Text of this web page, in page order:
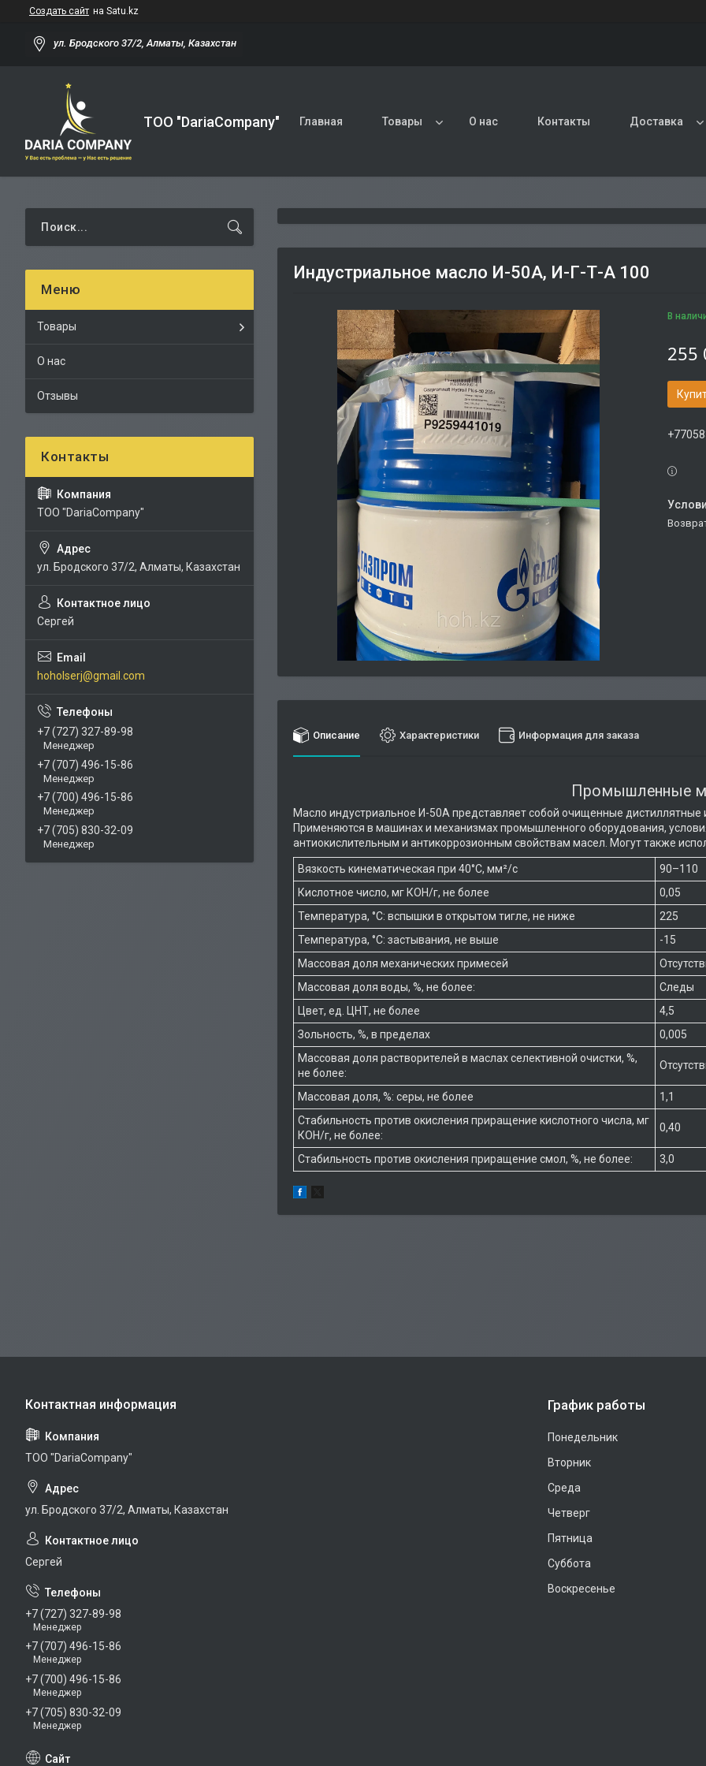
Создать сайт на Satu.kz
ул. Бродского 37/2, Алматы, Казахстан
TOO "DariaCompany" Главная Товары О нас Контакты Доставка
Индустриальное масло И-50А, И-Г-Т-А 100
В
255
Описание Характеристики Информация для заказа
Промышленные
Масло индустриальное И-50А представляет собой очищенные дистиллятные
Применяются в машинах и механизмах промышленного оборудования,
антиокислительным и антикоррозионным свойствам масел. Могут также
Вязкость кинематическая при 40°С, мм²/с
90–110
Кислотное число, мг КОН/г, не более
0,05
Температура, °С: вспышки в открытом тигле, не ниже
225
Температура, °С: застывания, не выше
-15
Массовая доля механических примесей
Массовая доля воды, %, не более:
Следы
Цвет, ед. ЦНТ, не более
4,5
Зольность, %, в пределах
0,005
Массовая доля растворителей в маслах селективной очистки, %,
не более:
Массовая доля, %: серы, не более
1,1
Стабильность против окисления приращение кислотного числа, мг
КОН/г, не более:
0,40
Стабильность против окисления приращение смол, %, не более: 3,0
Товары
О нас
Отзывы
TOO "DariaCompany"
ул. Бродского 37/2, Алматы, Казахстан
Сергей
hoholserj@gmail.com
+7 (727) 327-89-98
Менеджер
+7 (707) 496-15-86
Менеджер
+7 (700) 496-15-86
Менеджер
+7 (705) 830-32-09
Менеджер
TOO "DariaCompany"
ул. Бродского 37/2, Алматы, Казахстан
Сергей
+7 (727) 327-89-98
Менеджер
+7 (707) 496-15-86
Менеджер
+7 (700) 496-15-86
Менеджер
+7 (705) 830-32-09
Менеджер
График работы
Понедельник
Вторник
Среда
Четверг
Пятница
Суббота
Воскресенье